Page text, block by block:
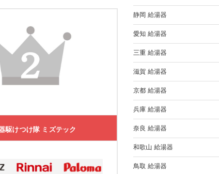
駆けつけ隊 ミズテック
静岡 給湯器
愛知 給湯器
三重 給湯器
滋賀 給湯器
京都 給湯器
兵庫 給湯器
奈良 給湯器
和歌山 給湯器
鳥取 給湯器